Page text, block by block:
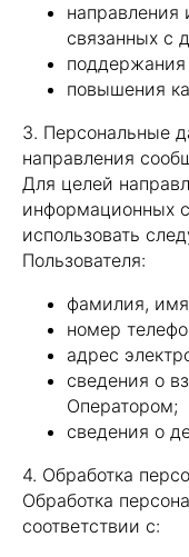
связанных с
поддержания
повышения
3. Персональные
направления
Для целей
информационных
использовать
Пользователя:
фамилия,
номер
адрес
сведения о
Оператором;
сведения о
4. Обработка
Обработка
соответствии с: